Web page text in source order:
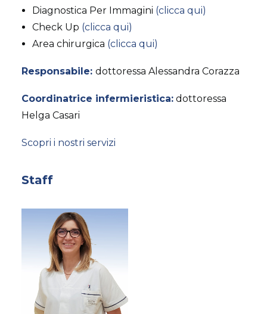
Diagnostica Per Immagini (clicca qui)
Check Up (clicca qui)
Area chirurgica (clicca qui)
Responsabile: dottoressa Alessandra Corazza
Coordinatrice infermieristica: dottoressa
Helga Casari
Scopri i nostri servizi
Staff